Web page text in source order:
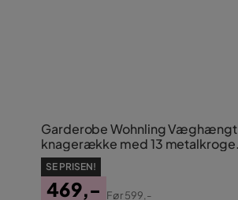
Garderobe Wohnling Væghængt
knagerække med 13 metalkroge
naturlig træstruktur sort
metalramme
SE PRISEN!
469,-
Før599,-